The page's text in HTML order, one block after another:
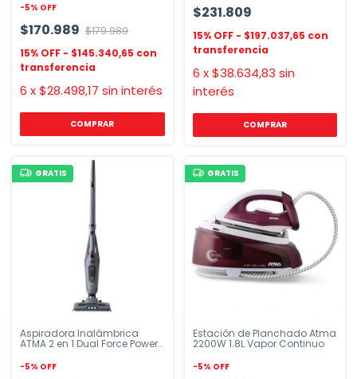
-5% OFF
$170.989 $179.989
$145.340,65
6 x$28.498,17 sin interés
COMPRAR
$231.809
$197.037,65
6 x$38.634,83 sin
interés
COMPRAR
GRATIS
Aspiradora Inalámbrica
ATMA 2 en 1 Dual Force Power
-5% OFF
GRATIS
Estación de Planchado Atma
2200W 1.8L Vapor Continuo
-5% OFF